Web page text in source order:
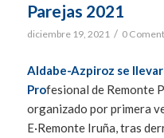
Parejas 2021
diciembre 19, 2021 / 0
Aldabe-Azpiroz se
Profesional de Remonte
organizado por primera
E·Remonte Iruña, tras